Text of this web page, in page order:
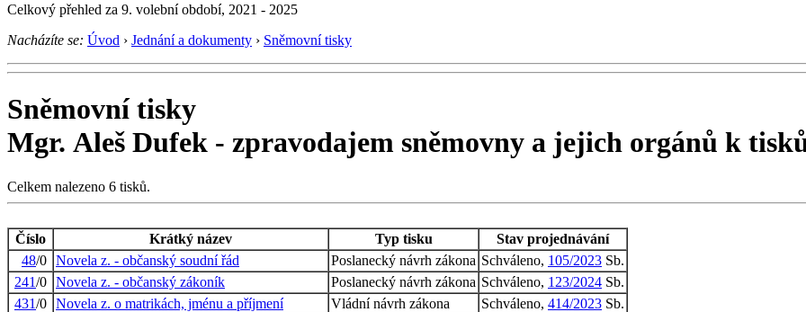
Celkový přehled za 9. volební období, 2021 - 2025
Nacházíte se: Úvod › Jednání a dokumenty › Sněmovní tisky
Sněmovní tisky
Mgr. Aleš Dufek - zpravodajem sněmovny a jejich orgánů k
Celkem nalezeno 6 tisků.
Číslo Krátký název Typ tisku
Stav projednávání
48/0 Novela z. - občanský soudní řád Poslanecký návrh zákona Schváleno, 105/2023 Sb.
241/0 Novela z. - občanský zákoník Poslanecký návrh zákona Schváleno, 123/2024 Sb.
431/0 Novela z. o matrikách, jménu a příjmení Vládní návrh zákona Schváleno, 414/2023 Sb.